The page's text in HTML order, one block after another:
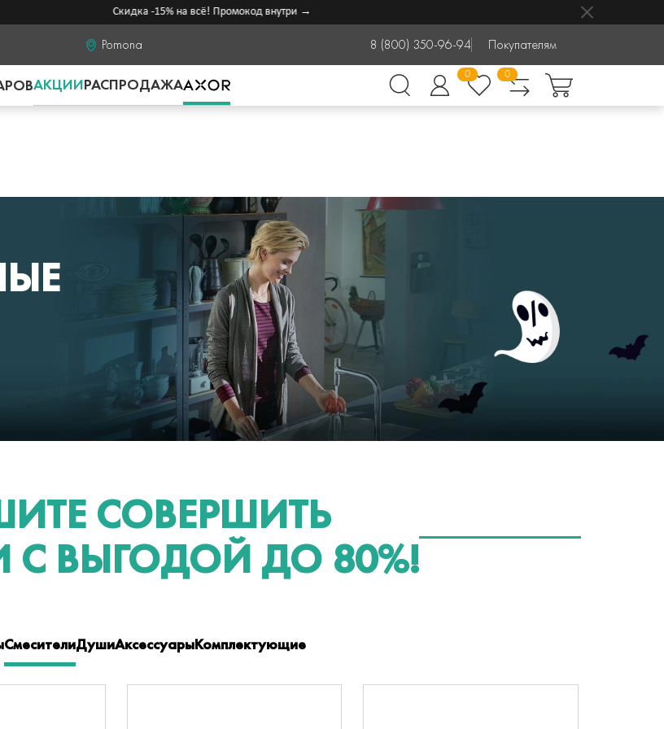
Скидка -15% на всё! Промокод внутри →
Pomona 8 (800) 350-96-94 Покупателям
АКЦИИРАСПРОДАЖА
0 0
СОВЕРШИТЬ
ВЫГОДОЙ ДО 80%!
СмесителиДушиАксессуарыКомплектующие